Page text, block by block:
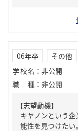
06年卒 その他
学校名 ： 非公開
職種 ： 非公開
【志望動機】
キヤノンという
能性を見つけたい